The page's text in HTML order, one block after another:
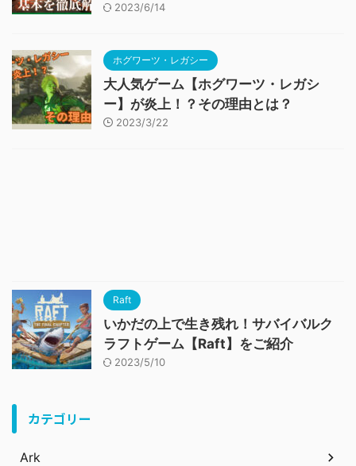
2023/6/14
ホグワーツ・レガシー
大人気ゲーム【ホグワーツ・レガシ
ー】が炎上！？その理由とは？
2023/3/22
Raft
いかだの上で生き残れ！サバイバルク
ラフトゲーム【Raft】をご紹介
2023/5/10
カテゴリー
Ark